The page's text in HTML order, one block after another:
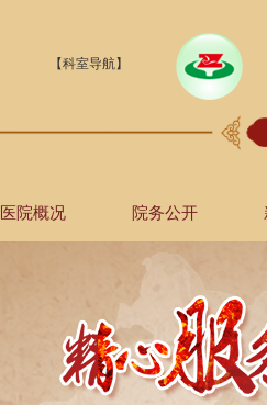
【科室导航】
医院概况 院务公开